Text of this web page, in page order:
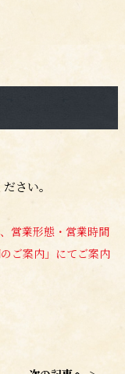
さい。
営業形態・営業時間
ご案内」にてご案内